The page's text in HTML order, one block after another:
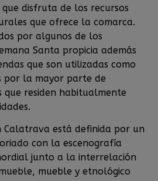
disfruta de los recursos
que ofrece la comarca.
por algunos de los
Santa propicia además
que son utilizadas como
por la mayor parte de
que residen habitualmente
Calatrava está definida por un
con la escenografía
junto a la interrelación
mueble y etnológico